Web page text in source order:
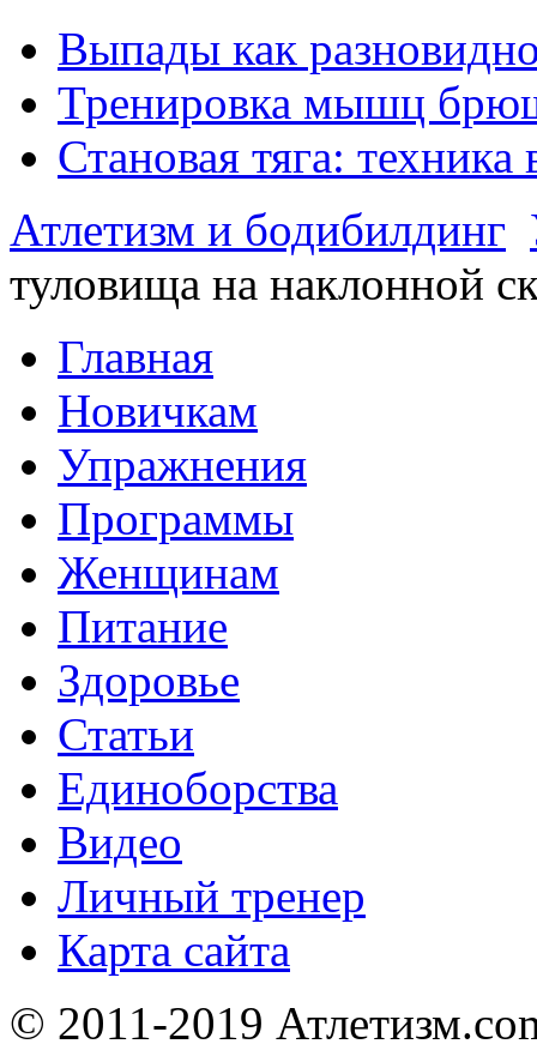
Выпады как
Тренировка мышц
Становая тяга:
Атлетизм и бодибилдинг
туловища на наклонной
Главная
Новичкам
Упражнения
Программы
Женщинам
Питание
Здоровье
Статьи
Единоборства
Видео
Личный тренер
Карта сайта
© 2011-2019